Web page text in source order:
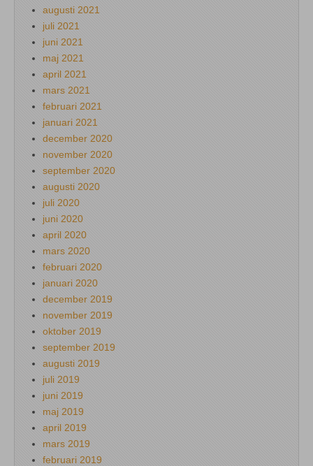
augusti 2021
juli 2021
juni 2021
maj 2021
april 2021
mars 2021
februari 2021
januari 2021
december 2020
november 2020
september 2020
augusti 2020
juli 2020
juni 2020
april 2020
mars 2020
februari 2020
januari 2020
december 2019
november 2019
oktober 2019
september 2019
augusti 2019
juli 2019
juni 2019
maj 2019
april 2019
mars 2019
februari 2019